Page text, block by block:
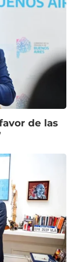
de las